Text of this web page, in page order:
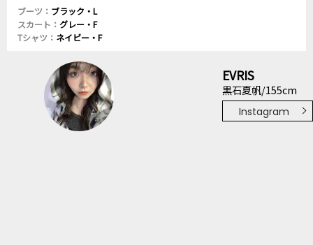
ブーツ： ブラック・L
スカート： グレー・F
Tシャツ： ネイビー・F
EVRIS
黒石夏帆/155cm
Instagram